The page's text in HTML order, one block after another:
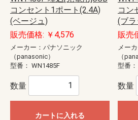
コンセント1ポート(2.4A)
(ベージュ)
販売価格: ￥4,576
メーカー：パナソニック
（panasonic）
型番： WN1485F
数量
カートに入れる
コン
(ブ
販売
メー
（
型番：
数量